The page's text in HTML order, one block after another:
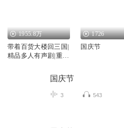
1955.8万
带着百货大楼回三国|
精品多人有声剧|重生
1726
国庆节
国庆节
3 543